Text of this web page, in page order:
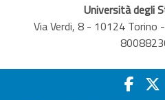
Università degli
Via Verdi, 8 - 10124 Torino